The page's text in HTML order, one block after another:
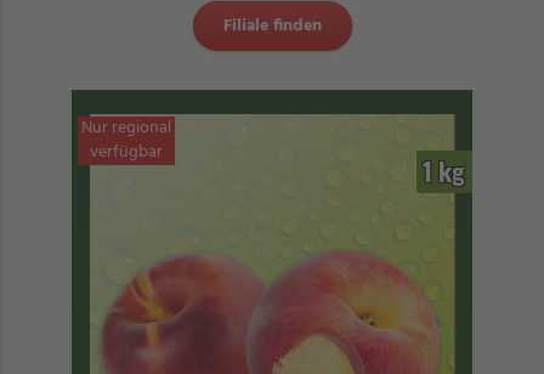
Nur regional
verfügbar
1 kg